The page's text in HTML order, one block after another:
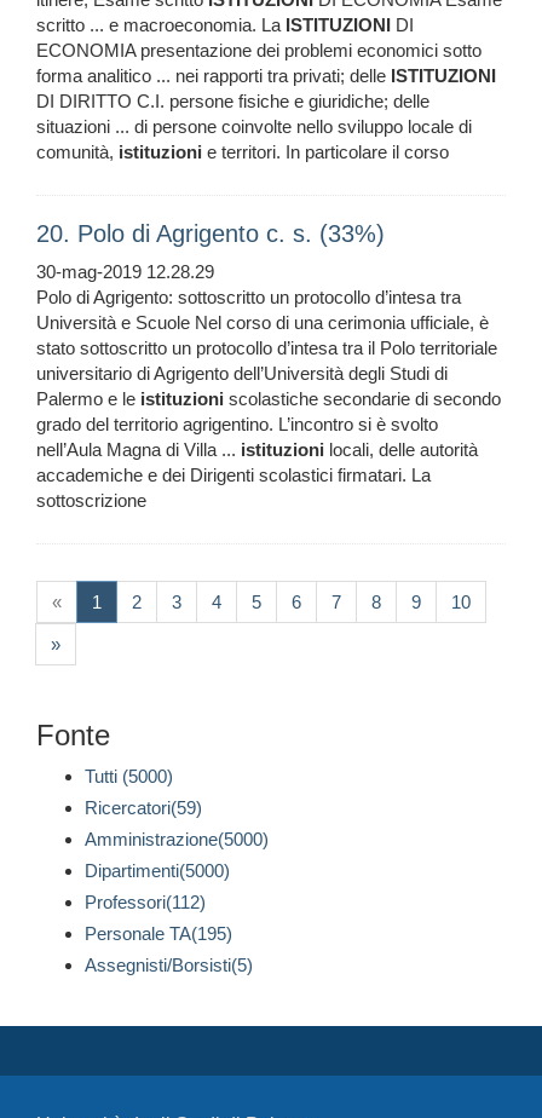
scritto ... e macroeconomia. La ISTITUZIONI DI
ECONOMIA presentazione dei problemi economici sotto
forma analitico ... nei rapporti tra privati; delle ISTITUZIONI
DI DIRITTO C.I. persone fisiche e giuridiche; delle
situazioni ... di persone coinvolte nello sviluppo locale di
comunità, istituzioni e territori. In particolare il corso
20. Polo di Agrigento c. s. (33%)
30-mag-2019 12.28.29
Polo di Agrigento: sottoscritto un protocollo d’intesa tra
Università e Scuole Nel corso di una cerimonia ufficiale, è
stato sottoscritto un protocollo d’intesa tra il Polo territoriale
universitario di Agrigento dell’Università degli Studi di
Palermo e le istituzioni scolastiche secondarie di secondo
grado del territorio agrigentino. L’incontro si è svolto
nell’Aula Magna di Villa ... istituzioni locali, delle autorità
accademiche e dei Dirigenti scolastici firmatari. La
sottoscrizione
« 1 (current)
2 3 4 5 6 7 8 9 10
»
Fonte
Tutti (5000)
Ricercatori(59)
Amministrazione(5000)
Dipartimenti(5000)
Professori(112)
Personale TA(195)
Assegnisti/Borsisti(5)